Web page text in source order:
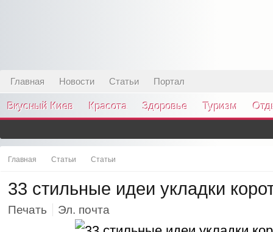
Главная Новости Статьи Портал
Вкусный Киев Красота Здоровье Туризм
Главная Статьи Статьи
33 стильные идеи укладки
Печать Эл. почта